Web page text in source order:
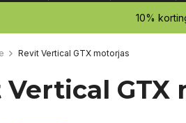
10%
Revit Vertical GTX motorjas
Vertical GTX